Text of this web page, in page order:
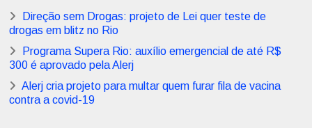
Direção sem Drogas: projeto de Lei quer teste de
drogas em blitz no Rio
Programa Supera Rio: auxílio emergencial de até R$
300 é aprovado pela Alerj
Alerj cria projeto para multar quem furar fila de vacina
contra a covid-19